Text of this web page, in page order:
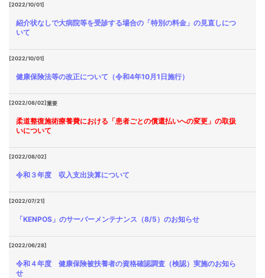
[2022/10/01]
紹介状なしで大病院等を受診する場合の「特別の料金」の見直しにつ
いて
[2022/10/01]
健康保険法等の改正について（令和4年10月1日施行）
[2022/08/02]重要
柔道整復施術療養費における「患者ごとの償還払いへの変更」の取扱
いについて
[2022/08/02]
令和３年度 収入支出決算について
[2022/07/21]
「KENPOS」のサーバーメンテナンス（8/5）のお知らせ
[2022/06/28]
令和４年度 健康保険被扶養者の資格確認調査（検認）実施のお知ら
せ